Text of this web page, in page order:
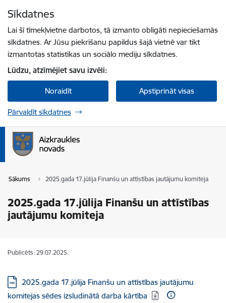
Sīkdatnes
Lai šī tīmekļvietne darbotos, tā izmanto obligāti nepieciešamās
sīkdatnes. Ar Jūsu piekrišanu papildus šajā vietnē var tikt
izmantotas statistikas un sociālo mediju sīkdatnes.
Lūdzu, atzīmējiet savu izvēli:
Noraidīt Apstiprināt visas
Pārvaldīt sīkdatnes
Sākums 2025.gada 17.jūlija Finanšu un attīstības jautājumu komiteja
2025.gada 17.jūlija Finanšu un attīstības
jautājumu komiteja
Publicēts: 29.07.2025.
Lejupielādēt:
2025.gada 17.jūlija Finanšu un attīstības jautājumu
komitejas sēdes izsludinātā darba kārtība